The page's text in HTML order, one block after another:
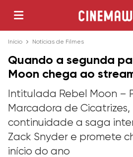
Início Notícias de Filmes
Quando a segunda
Moon chega ao
Intitulada Rebel Moon –
Marcadora de
continuidade a saga
Zack Snyder e promete
início do ano